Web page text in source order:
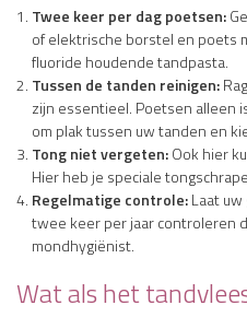
Twee keer per dag poetsen:
of elektrische borstel en poets
fluoride houdende tandpasta.
Tussen de tanden reinigen:
zijn essentieel. Poetsen alleen
om plak tussen uw tanden en
Tong niet vergeten:Ook hier
Hier heb je speciale
Regelmatige controle:Laat
twee keer per jaar controleren
mondhygiënist.
Wat als het